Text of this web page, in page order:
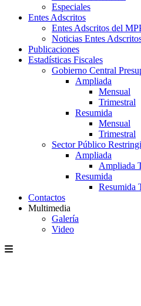
Especiales
Entes Adscritos
Entes Adscritos del
Noticias Entes
Publicaciones
Estadísticas Fiscales
Gobierno Central
Ampliada
Mensual
Trimestral
Resumida
Mensual
Trimestral
Sector Público
Ampliada
Ampliada
Resumida
Resumida
Contactos
Multimedia
Galería
Video